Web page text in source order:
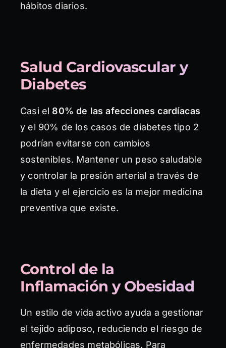
hábitos diarios.
Salud Cardiovascular y
Diabetes
Casi el 80% de las afecciones cardíacas
y el 90% de los casos de diabetes tipo 2
podrían evitarse con cambios
sostenibles. Mantener un peso saludable
y controlar la presión arterial a través de
la dieta y el ejercicio es la mejor medicina
preventiva que existe.
Control de la
Inflamación y Obesidad
Un estilo de vida activo ayuda a gestionar
el tejido adiposo, reduciendo el riesgo de
enfermedades metabólicas. Para